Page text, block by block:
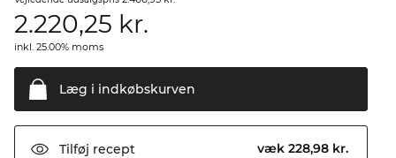
2.220,25 kr.
inkl. 25.00% moms
Læg i indkøbskurven
Tilføj recept væk 228,98 kr.